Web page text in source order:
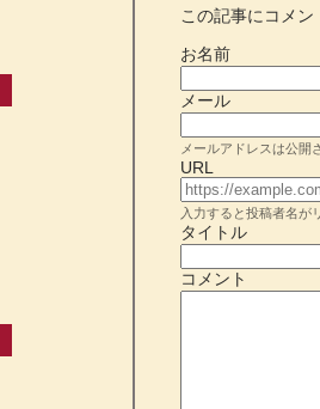
この記事にコメン
お名前
メール
メールアドレスは公開
URL
入力すると投稿者名が
タイトル
コメント